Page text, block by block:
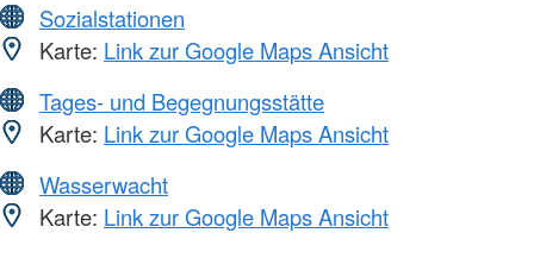
Sozialstationen
Karte: Link zur Google Maps Ansicht
Tages- und Begegnungsstätte
Karte: Link zur Google Maps Ansicht
Wasserwacht
Karte: Link zur Google Maps Ansicht